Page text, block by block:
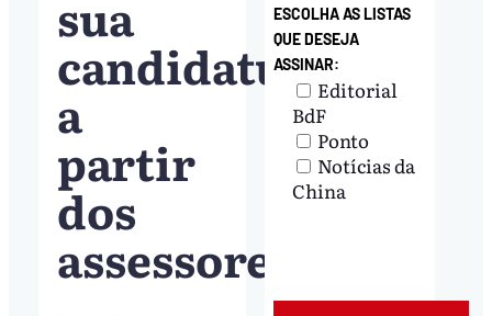
sua
candidatura
a
partir
dos
assessores
ESCOLHA AS LISTAS
QUE DESEJA
ASSINAR:
Editorial
BdF
Ponto
Notícias da
China